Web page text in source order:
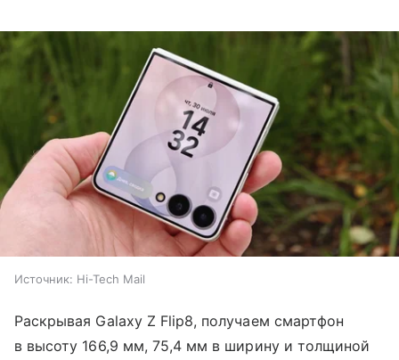
Источник: Hi-Tech Mail
Раскрывая Galaxy Z Flip8, получаем смартфон
в высоту 166,9 мм, 75,4 мм в ширину и толщиной